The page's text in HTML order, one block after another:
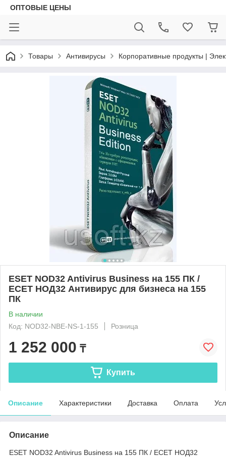
ОПТОВЫЕ ЦЕНЫ
Товары Антивирусы Корпоративные продукты |
ESET NOD32 Antivirus Business на 155 ПК /
ЕСЕТ НОД32 Антивирус для бизнеса на 155
ПК
В наличии
Код: NOD32-NBE-NS-1-155
Розница
1 252 000 ₸
Купить
Описание Характеристики Доставка Оплата
Описание
ESET NOD32 Antivirus Business на 155 ПК / ЕСЕТ НОД32